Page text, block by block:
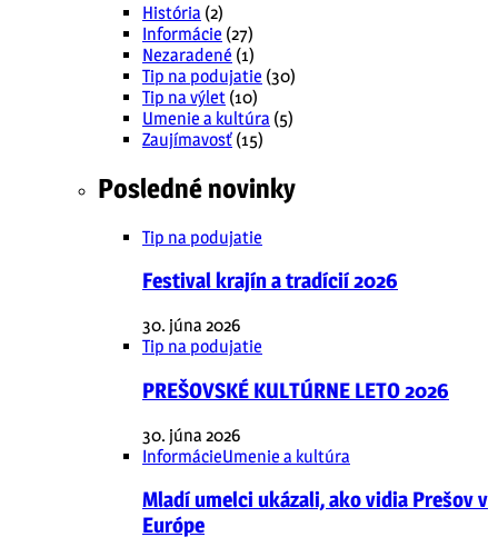
História (2)
Informácie (27)
Nezaradené (1)
Tip na podujatie (30)
Tip na výlet (10)
Umenie a kultúra (5)
Zaujímavosť (15)
Posledné novinky
Tip na podujatie
Festival krajín a tradícií 2026
30. júna 2026
Tip na podujatie
PREŠOVSKÉ KULTÚRNE LETO 2026
30. júna 2026
InformácieUmenie a kultúra
Mladí umelci ukázali, ako vidia Prešov v
Európe